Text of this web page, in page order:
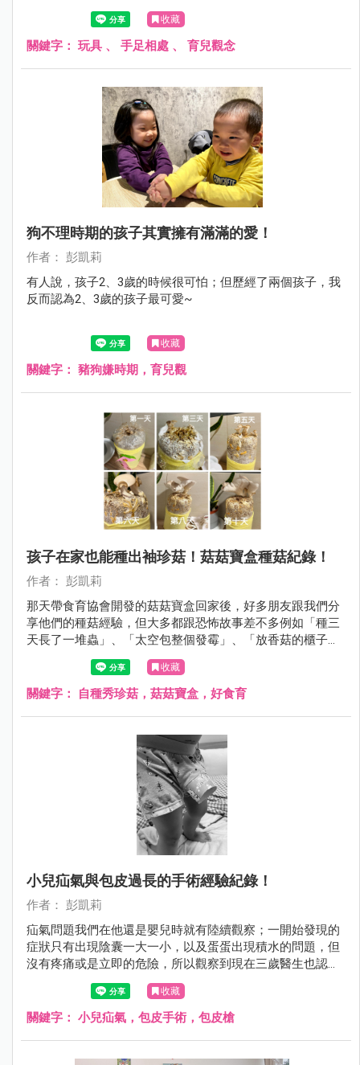
收藏
關鍵字： 玩具 、 手足相處 、 育兒觀念
狗不理時期的孩子其實擁有滿滿的愛！
作者： 彭凱莉
有人說，孩子2、3歲的時候很可怕；但歷經了兩個孩子，我
反而認為2、3歲的孩子最可愛~
收藏
關鍵字： 豬狗嫌時期，育兒觀
孩子在家也能種出袖珍菇！菇菇寶盒種菇紀錄！
作者： 彭凱莉
那天帶食育協會開發的菇菇寶盒回家後，好多朋友跟我們分
享他們的種菇經驗，但大多都跟恐怖故事差不多例如「種三
天長了一堆蟲」、「太空包整個發霉」、「放香菇的櫃子臭
到不敢打開」⋯⋯ 但沒想到，我們家的秀珍菇才種一個禮拜
多一點，就長的跟手掌一樣大，過程中沒有蟲也沒有可怕的
發霉過程，好多人問我怎麼做到的？！
收藏
關鍵字： 自種秀珍菇，菇菇寶盒，好食育
小兒疝氣與包皮過長的手術經驗紀錄！
作者： 彭凱莉
疝氣問題我們在他還是嬰兒時就有陸續觀察；一開始發現的
症狀只有出現陰囊一大一小，以及蛋蛋出現積水的問題，但
沒有疼痛或是立即的危險，所以觀察到現在三歲醫生也認為
無法自癒吸收後，就決定動刀處理，避免日後出現更大的問
題！ 而包皮過長問題，是在小王子兩歲開始自行如廁後發
現，他常常會表示尿尿部位疼痛，後來也常出現發炎和紅腫
收藏
關鍵字： 小兒疝氣，包皮手術，包皮槍